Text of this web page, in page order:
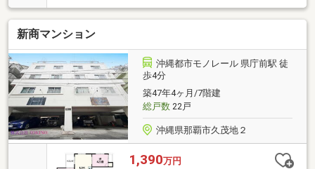
という交通アクセスの良さ。国際通りやオフィス街も
徒歩圏内で、車を持たないライフスタイルの方にも最
適です。室内には、3口コンロ付きのシステムキッチ
ンや追い炊き機能付きバスなど、日々の家事を支える
設備が充実。収納スペースもしっかり確保されてお
り、居住性の高さが光ります。オートロックや管理人
の巡回など防犯体制も整っており、那覇の中心部で安
心して都会暮らしを楽しめる、バランスの取れた一軒
です。
新商マンション
沖縄都市モノレール 県庁前駅 徒
歩4分
築47年4ヶ月/7階建
総戸数22戸
沖縄県那覇市久茂地２
1,390万円